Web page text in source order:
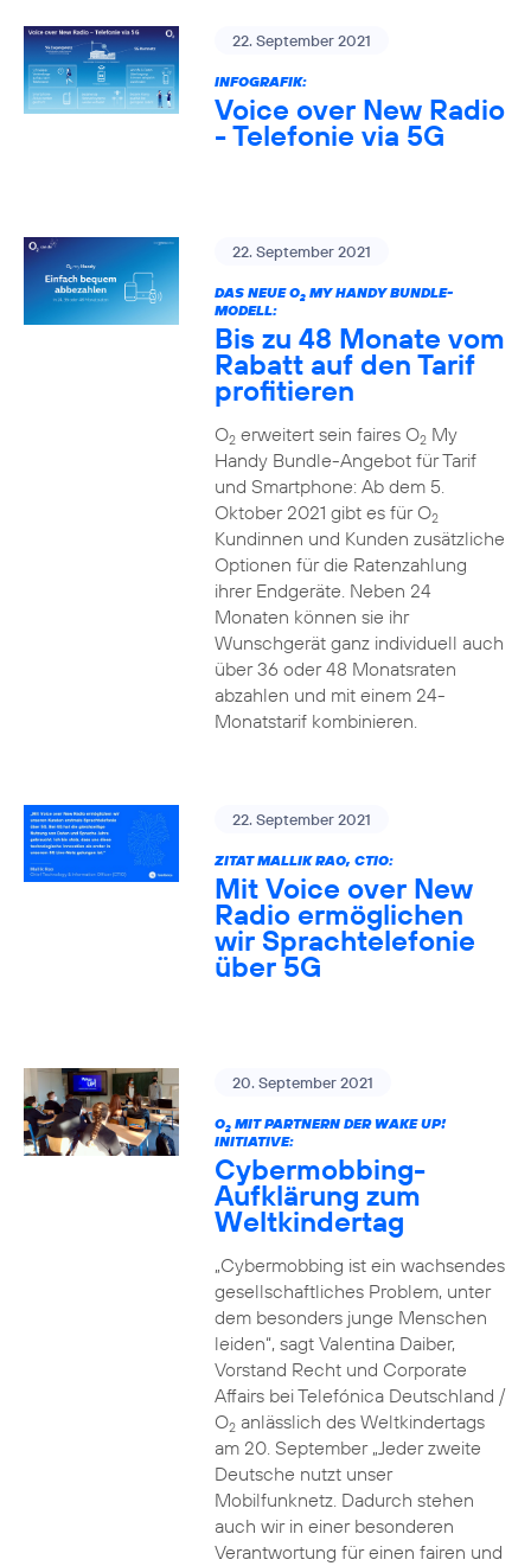
22. September 2021
INFOGRAFIK:
Voice over New Radio
- Telefonie via 5G
22. September 2021
DAS NEUE O2MY HANDY BUNDLE-
MODELL:
Bis zu 48 Monate vom
Rabatt auf den Tarif
profitieren
O2erweitert sein faires O2My
Handy Bundle-Angebot für Tarif
und Smartphone: Ab dem 5.
Oktober 2021 gibt es für O2
Kundinnen und Kunden zusätzliche
Optionen für die Ratenzahlung
ihrer Endgeräte. Neben 24
Monaten können sie ihr
Wunschgerät ganz individuell auch
über 36 oder 48 Monatsraten
abzahlen und mit einem 24-
Monatstarif kombinieren.
22. September 2021
ZITAT MALLIK RAO, CTIO:
Mit Voice over New
Radio ermöglichen
wir Sprachtelefonie
über 5G
20. September 2021
O2MIT PARTNERN DER WAKE UP!
INITIATIVE:
Cybermobbing-
Aufklärung zum
Weltkindertag
„Cybermobbing ist ein wachsendes
gesellschaftliches Problem, unter
dem besonders junge Menschen
leiden“, sagt Valentina Daiber,
Vorstand Recht und Corporate
Affairs bei Telefónica Deutschland /
O2anlässlich des Weltkindertags
am 20. September „Jeder zweite
Deutsche nutzt unser
Mobilfunknetz. Dadurch stehen
auch wir in einer besonderen
Verantwortung für einen fairen und